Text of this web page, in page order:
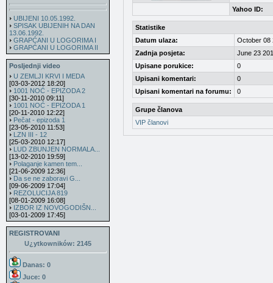
UBIJENI 10.05.1992.
SPISAK UBIJENIH NA DAN
13.06.1992.
GRAPĆANI U LOGORIMA I
GRAPĆANI U LOGORIMA II
Posljednji video
U ZEMLJI KRVI I MEDA
[03-03-2012 18:20]
1001 NOĆ - EPIZODA 2
[30-11-2010 09:11]
1001 NOĆ - EPIZODA 1
[20-11-2010 12:22]
Pečat - epizoda 1
[23-05-2010 11:53]
LZN III - 12
[25-03-2010 12:17]
LUD ZBUNJEN NORMALA...
[13-02-2010 19:59]
Polaganje kamen tem...
[21-06-2009 12:36]
Da se ne zaboravi G...
[09-06-2009 17:04]
REZOLUCIJA 819
[08-01-2009 16:08]
IZBOR IZ NOVOGODIŠN...
[03-01-2009 17:45]
REGISTROVANI
U¿ytkowników: 2145
Danas: 0
Juce: 0
Yahoo ID:
Statistike
Datum ulaza:
October 08
Zadnja posjeta:
June 23
Upisane porukice:
0
Upisani komentari:
0
Upisani komentari na forumu:
0
Grupe članova
VIP članovi